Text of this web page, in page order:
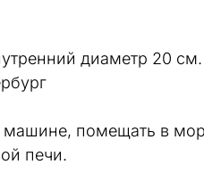
диаметр 20 см.
помещать в
печи.